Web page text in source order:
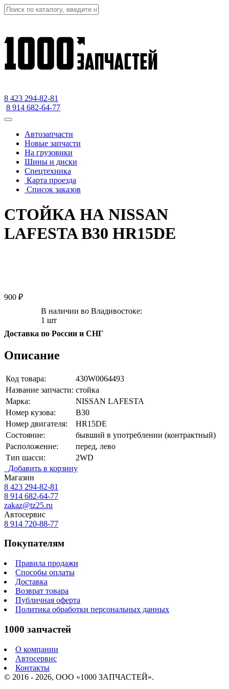
8 423 294-82-81
8 914 682-64-77
Автозапчасти
Новые запчасти
На грузовики
Шины и диски
Спецтехника
Карта проезда
Список заказов
СТОЙКА НА NISSAN
LAFESTA B30 HR15DE
900 ₽
В наличии во Владивостоке:
1 шт
Доставка по России и СНГ
Описание
Код товара:
430W0064493
Название запчасти: стойка
Марка:
NISSAN LAFESTA
Номер кузова:
B30
Номер двигателя:
HR15DE
Состояние:
бывший в употреблении (контрактный)
Расположение:
перед, лево
Тип шасси:
2WD
Добавить в корзину
Магазин
8 423 294-82-81
8 914 682-64-77
zakaz@tz25.ru
Автосервис
8 914 720-88-77
Покупателям
Правила продажи
Способы оплаты
Доставка
Возврат товара
Публичная оферта
Политика обработки персональных данных
1000 запчастей
О компании
Автосервис
Контакты
© 2016 - 2026, ООО «1000 ЗАПЧАСТЕЙ».